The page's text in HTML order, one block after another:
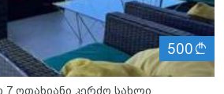
500
ოთახიანი კერძო სახლი